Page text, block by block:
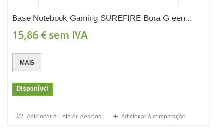
Base Notebook Gaming SUREFIRE Bora Green...
15,86 € sem IVA
MAIS
Disponível
Adicionar à Lista de desejos Adicionar à comparação